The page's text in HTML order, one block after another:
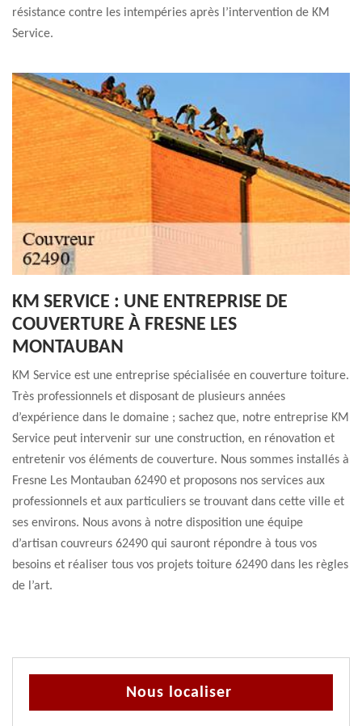
résistance contre les intempéries après l’intervention de KM
Service.
KM SERVICE : UNE ENTREPRISE DE
COUVERTURE À FRESNE LES
MONTAUBAN
KM Service est une entreprise spécialisée en couverture toiture.
Très professionnels et disposant de plusieurs années
d’expérience dans le domaine ; sachez que, notre entreprise KM
Service peut intervenir sur une construction, en rénovation et
entretenir vos éléments de couverture. Nous sommes installés à
Fresne Les Montauban 62490 et proposons nos services aux
professionnels et aux particuliers se trouvant dans cette ville et
ses environs. Nous avons à notre disposition une équipe
d’artisan couvreurs 62490 qui sauront répondre à tous vos
besoins et réaliser tous vos projets toiture 62490 dans les règles
de l’art.
Nous localiser